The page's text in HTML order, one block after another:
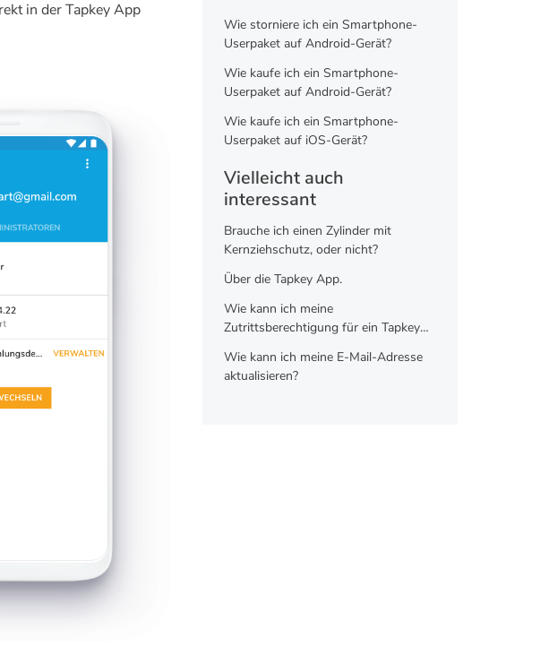
in der Tapkey App
Wie storniere ich ein Smartphone-
Userpaket auf Android-Gerät?
Wie kaufe ich ein Smartphone-
Userpaket auf Android-Gerät?
Wie kaufe ich ein Smartphone-
Userpaket auf iOS-Gerät?
Vielleicht auch
interessant
Brauche ich einen Zylinder mit
Kernziehschutz, oder nicht?
Über die Tapkey App.
Wie kann ich meine
Zutrittsberechtigung für ein Tapkey
Wie kann ich meine E-Mail-Adresse
aktualisieren?